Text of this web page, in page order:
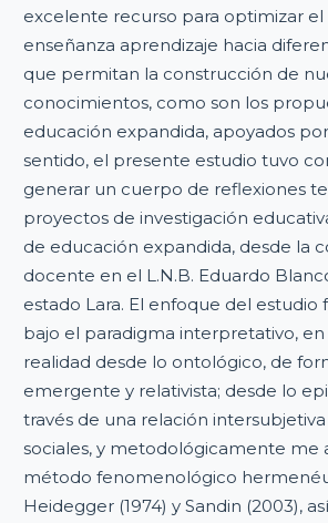
excelente recurso para optimizar
enseñanza aprendizaje hacia
que permitan la construcción de
conocimientos, como son los
educación expandida, apoyados por
sentido, el presente estudio tuvo
generar un cuerpo de reflexiones
proyectos de investigación
de educación expandida, desde la
docente en el L.N.B. Eduardo
estado Lara. El enfoque del estudio
bajo el paradigma interpretativo,
realidad desde lo ontológico, de
emergente y relativista; desde lo
través de una relación
sociales, y metodológicamente me
método fenomenológico
Heidegger (1974) y Sandin (2003),